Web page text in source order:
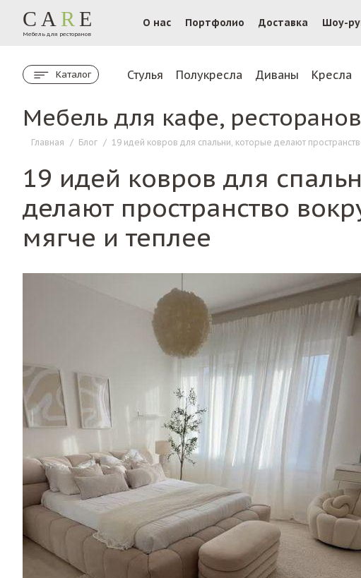
CA R E
Мебель для ресторанов
О нас Портфолио Доставка Шоу-
Каталог Стулья Полукресла Диваны Кресла
Мебель для кафе,
Главная / Блог / 19 идей ковров для спальни, которые делают
19 идей ковров для
делают пространство
мягче и теплее